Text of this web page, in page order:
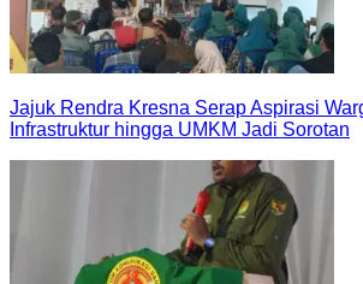
Jajuk Rendra Kresna Serap Aspirasi
Infrastruktur hingga UMKM Jadi Sorotan